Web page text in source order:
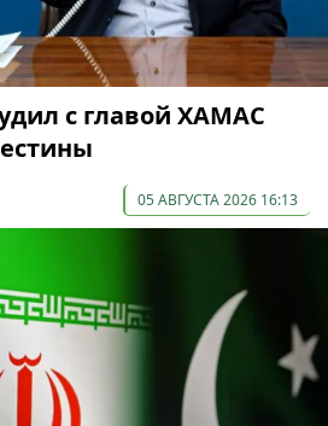
с главой ХАМАС
05 АВГУСТА 2026 16:13